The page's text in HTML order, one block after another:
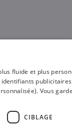
fluide et plus
Vous
CIBLAGE